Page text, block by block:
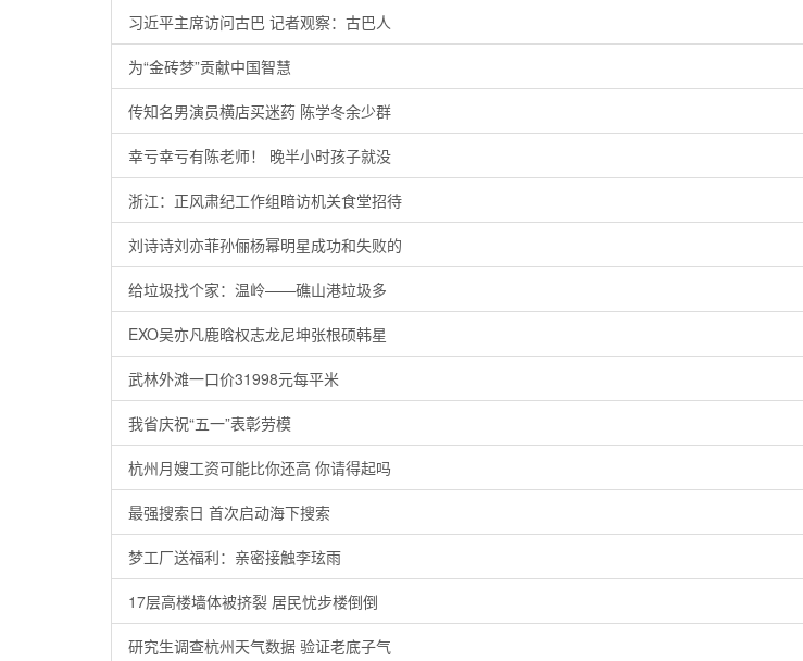
习近平主席访问古巴 记者观察：古巴人
为“金砖梦”贡献中国智慧
传知名男演员横店买迷药 陈学冬余少群
幸亏幸亏有陈老师！ 晚半小时孩子就没
浙江：正风肃纪工作组暗访机关食堂招待
刘诗诗刘亦菲孙俪杨幂明星成功和失败的
给垃圾找个家：温岭——礁山港垃圾多
EXO吴亦凡鹿晗权志龙尼坤张根硕韩星
武林外滩一口价31998元每平米
我省庆祝“五一”表彰劳模
杭州月嫂工资可能比你还高 你请得起吗
最强搜索日 首次启动海下搜索
梦工厂送福利：亲密接触李玹雨
17层高楼墙体被挤裂 居民忧步楼倒倒
研究生调查杭州天气数据 验证老底子气